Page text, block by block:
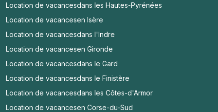
Location de vacancesdans les Hautes-Pyrénées
Location de vacancesen Isère
Location de vacancesdans l'Indre
Location de vacancesen Gironde
Location de vacancesdans le Gard
Location de vacancesdans le Finistère
Location de vacancesdans les Côtes-d'Armor
Location de vacancesen Corse-du-Sud